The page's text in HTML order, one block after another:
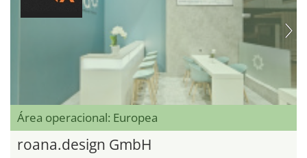
Área operacional: Europea
roana.design GmbH